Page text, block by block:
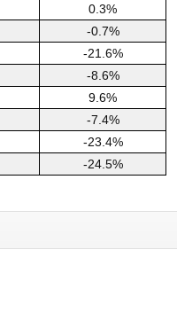
0.3%
-0.7%
-21.6%
-8.6%
9.6%
-7.4%
-23.4%
-24.5%